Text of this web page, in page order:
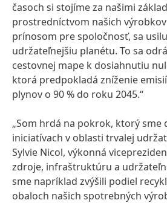
časoch si stojíme za našimi
prostredníctvom našich
prínosom pre spoločnosť, sa
udržateľnejšiu planétu. To sa
cestovnej mape k dosiahnutiu
ktorá predpokladá zníženie
plynov o 90 % do roku 2045.“
„Som hrdá na pokrok, ktorý sme
iniciatívach v oblasti trvalej
Sylvie Nicol, výkonná
zdroje, infraštruktúru a
sme napríklad zvýšili podiel
obaloch našich spotrebných